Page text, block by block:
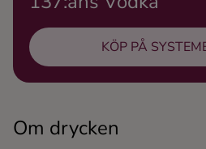
Om drycken
KÖP PÅ